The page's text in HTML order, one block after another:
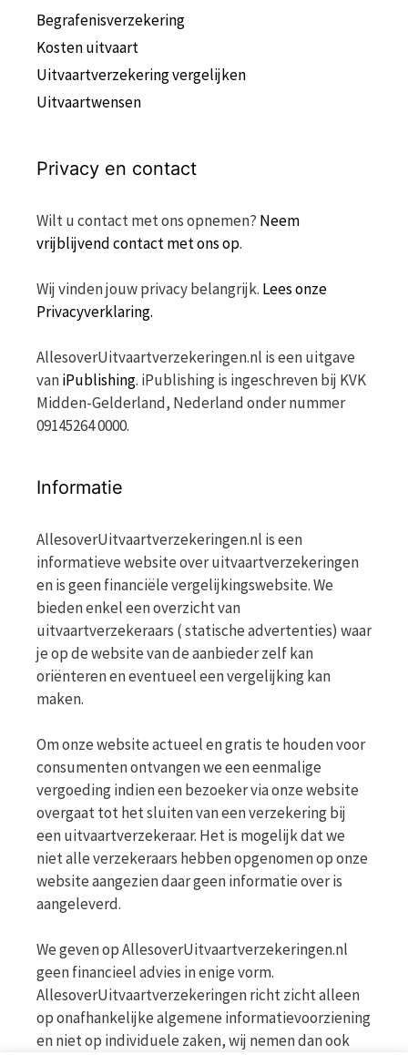
Begrafenisverzekering
Kosten uitvaart
Uitvaartverzekering vergelijken
Uitvaartwensen
Privacy en contact
Wilt u contact met ons opnemen? Neem
vrijblijvend contact met ons op.
Wij vinden jouw privacy belangrijk. Lees onze
Privacyverklaring.
AllesoverUitvaartverzekeringen.nl is een uitgave
vaniPublishing. iPublishing is ingeschreven bij KVK
Midden-Gelderland, Nederland onder nummer
09145264 0000.
Informatie
AllesoverUitvaartverzekeringen.nl is een
informatieve website over uitvaartverzekeringen
en is geen financiële vergelijkingswebsite. We
bieden enkel een overzicht van
uitvaartverzekeraars ( statische advertenties) waar
je op de website van de aanbieder zelf kan
oriënteren en eventueel een vergelijking kan
maken.
Om onze website actueel en gratis te houden voor
consumenten ontvangen we een eenmalige
vergoeding indien een bezoeker via onze website
overgaat tot het sluiten van een verzekering bij
een uitvaartverzekeraar. Het is mogelijk dat we
niet alle verzekeraars hebben opgenomen op onze
website aangezien daar geen informatie over is
aangeleverd.
We geven op AllesoverUitvaartverzekeringen.nl
geen financieel advies in enige vorm.
AllesoverUitvaartverzekeringen richt zicht alleen
op onafhankelijke algemene informatievoorziening
en niet op individuele zaken, wij nemen dan ook